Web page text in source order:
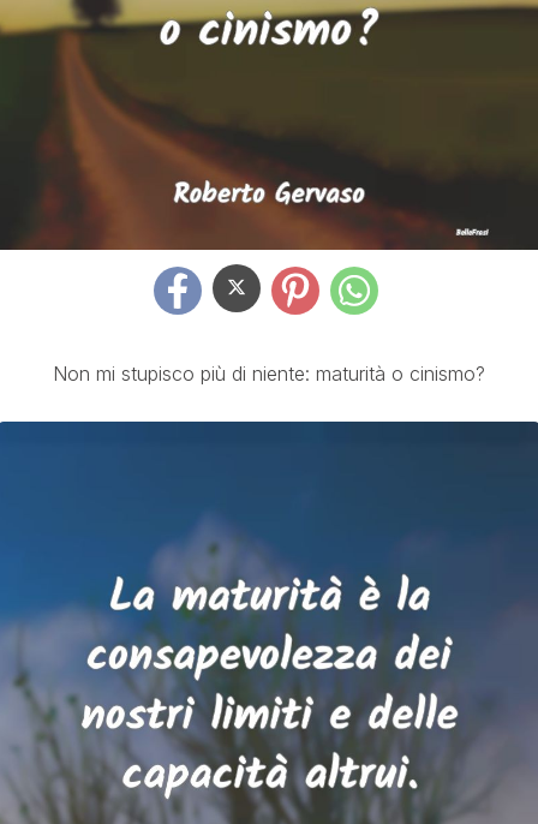
Non mi stupisco più di niente: maturità o cinismo?